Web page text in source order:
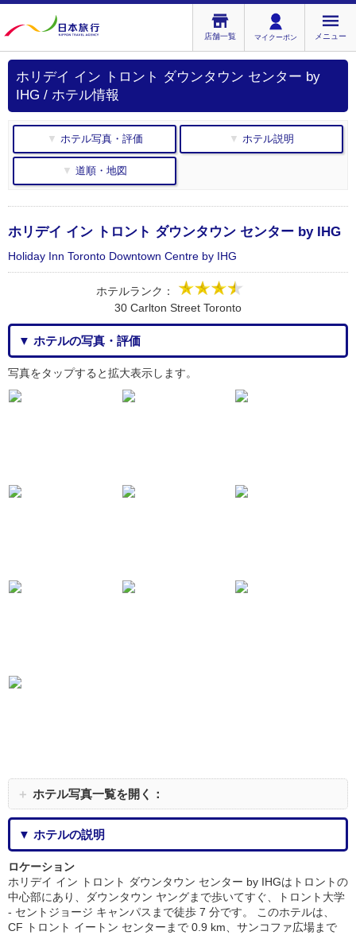
店舗一覧 マイクーポン メニュー
ホリデイ イン トロント ダウンタウン センター by
IHG / ホテル情報
▼ ホテル写真・評価 ▼ ホテル説明
▼ 道順・地図
ホリデイ イン トロント ダウンタウン センター by IHG
Holiday Inn Toronto Downtown Centre by IHG
ホテルランク：
30 Carlton Street Toronto
▼ ホテルの写真・評価
写真をタップすると拡大表示します。
＋ ホテル写真一覧を開く：
▼ ホテルの説明
ロケーション
ホリデイ イン トロント ダウンタウン センター by IHGはトロントの
中心部にあり、ダウンタウン ヤングまで歩いてすぐ、トロント大学
- セントジョージ キャンパスまで徒歩 7 分です。 このホテルは、
CF トロント イートン センターまで 0.9 km、サンコファ広場まで